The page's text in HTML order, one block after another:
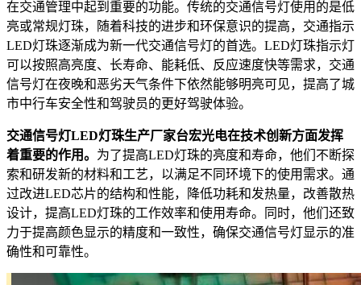
在交通管理中起到重要的功能。传统的交通信号灯使用的是低
亮或常规灯珠，随着科技的进步和环保意识的提高，交通指示
LED灯珠逐渐成为新一代交通信号灯的首选。LED灯珠指示灯
可以按照高亮度、长寿命、能耗低、反应速度快等需求，交通
信号灯在夜晚和恶劣天气条件下依然能够明亮可见，提高了城
市中行车安全性和驾驶员的更好驾驶体验。
交通信号灯LED灯珠生产厂家台宏光电在技术创新方面发挥
着重要的作用。 为了提高LED灯珠的亮度和寿命，他们不断探
索和研发新的材料和工艺，以满足不同环境下的使用需求。通
过改进LED芯片的结构和性能，降低功耗和发热量，改善散热
设计，提高LED灯珠的工作效率和使用寿命。同时，他们还致
力于提高颜色显示的精度和一致性，确保交通信号灯显示的准
确性和可靠性。